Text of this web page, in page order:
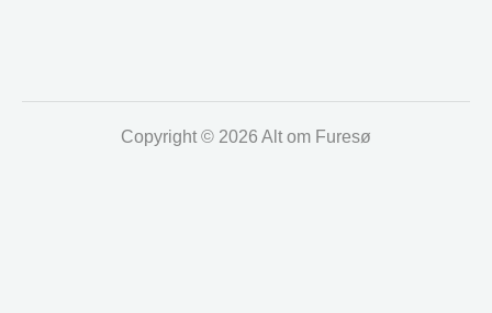
Copyright © 2026 Alt om Furesø